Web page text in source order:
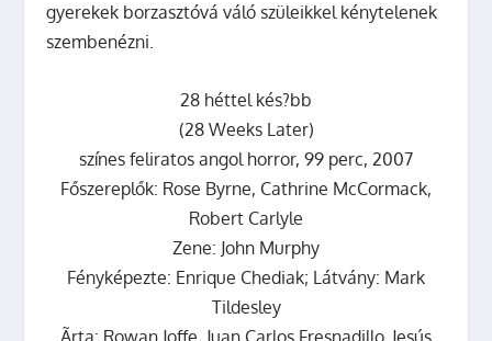
gyerekek borzasztóvá váló szüleikkel kénytelenek
szembenézni.
28 héttel kés?bb
(28 Weeks Later)
színes feliratos angol horror, 99 perc, 2007
Főszereplők: Rose Byrne, Cathrine McCormack,
Robert Carlyle
Zene: John Murphy
Fényképezte: Enrique Chediak; Látvány: Mark
Tildesley
Ãrta: Rowan Joffe, Juan Carlos Fresnadillo, Jesús